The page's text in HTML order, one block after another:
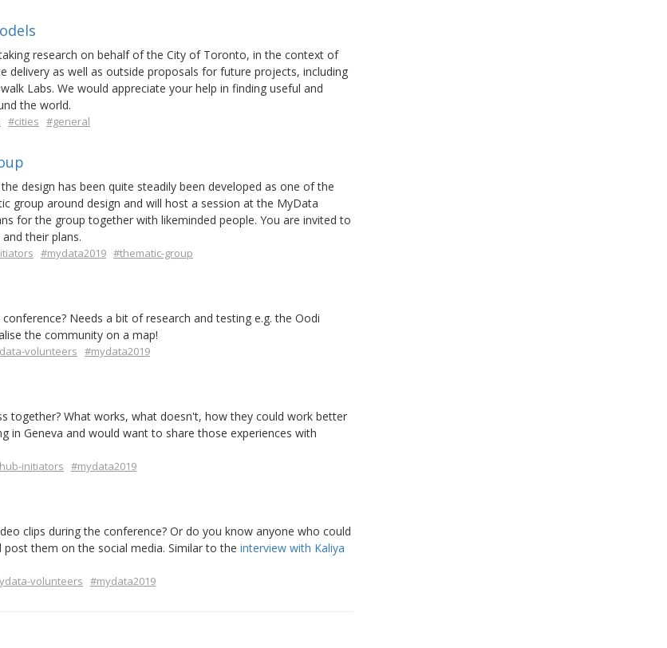
research on behalf of the City of Toronto, in the context of
delivery as well as outside proposals for future projects, including
Labs. We would appreciate your help in finding useful and
the world.
#cities #general
design has been quite steadily been developed as one of the
group around design and will host a session at the MyData
for the group together with likeminded people. You are invited to
their plans.
#mydata2019 #thematic-group
Needs a bit of research and testing e.g. the Oodi
the community on a map!
volunteers #mydata2019
together? What works, what doesn't, how they could work better
in Geneva and would want to share those experiences with
initiators #mydata2019
clips during the conference? Or do you know anyone who could
them on the social media. Similar to the interview with Kaliya
volunteers #mydata2019